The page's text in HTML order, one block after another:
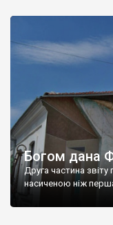
Богом дана
Друга частина
насиченою ніж